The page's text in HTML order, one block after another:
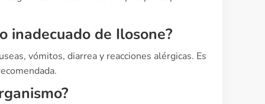
inadecuado de Ilosone?
vómitos, diarrea y reacciones alérgicas. Es